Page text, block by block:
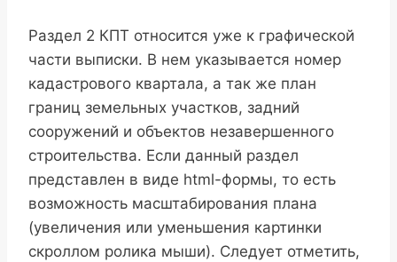
Раздел 2 КПТ относится уже к графической
части выписки. В нем указывается номер
кадастрового квартала, а так же план
границ земельных участков, задний
сооружений и объектов незавершенного
строительства. Если данный раздел
представлен в виде html-формы, то есть
возможность масштабирования плана
(увеличения или уменьшения картинки
скроллом ролика мыши). Следует отметить,